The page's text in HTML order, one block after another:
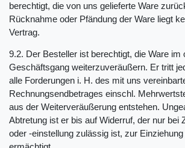
berechtigt, die von uns gelieferte Ware
Rücknahme oder Pfändung der Ware liegt
Vertrag.
9.2. Der Besteller ist berechtigt, die Ware im
Geschäftsgang weiterzuveräußern. Er tritt
alle Forderungen i. H. des mit uns
Rechnungsendbetrages einschl.
aus der Weiterveräußerung entstehen.
Abtretung ist er bis auf Widerruf, der nur bei
oder -einstellung zulässig ist, zur